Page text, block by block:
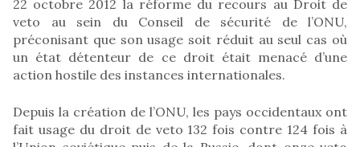
22 octobre 2012 la réforme du recours au Droit de
veto au sein du Conseil de sécurité de l’ONU,
préconisant que son usage soit réduit au seul cas où
un état détenteur de ce droit était menacé d’une
action hostile des instances internationales.
Depuis la création de l’ONU, les pays occidentaux ont
fait usage du droit de veto 132 fois contre 124 fois à